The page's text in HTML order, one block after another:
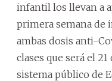
infantil los llevan a
primera semana de
ambas dosis anti-
clases que será el
sistema público de